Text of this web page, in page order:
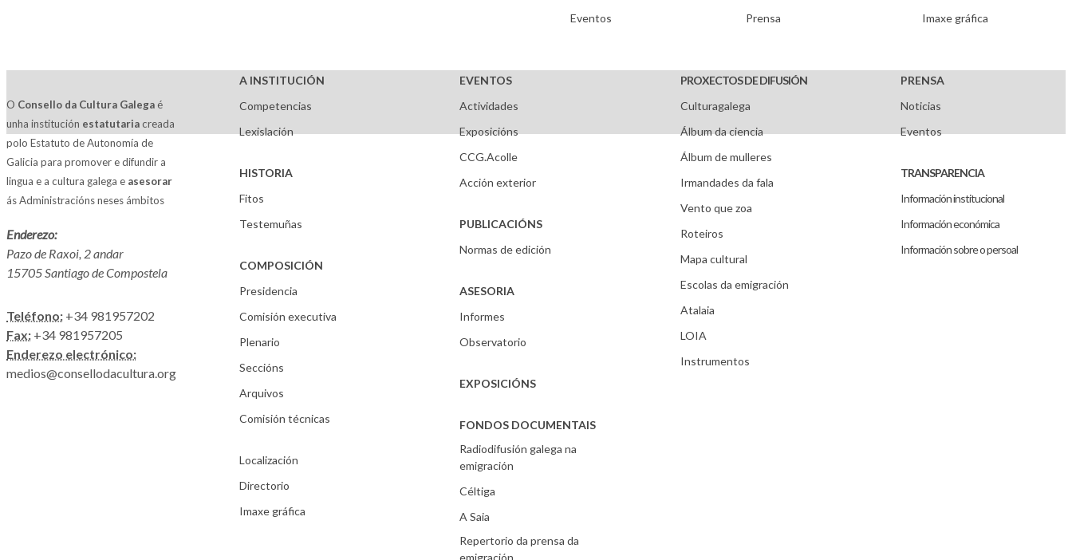
Eventos
Prensa
Imaxe gráfica
O Consello da Cultura Galega é
unha institución estatutariacreada
polo Estatuto de Autonomía de
Galicia para promover e difundir a
lingua e a cultura galega e asesorar
ás Administracións neses ámbitos
Enderezo:
Pazo de Raxoi, 2 andar
15705 Santiago de Compostela
Teléfono: +34 981957202
Fax: +34 981957205
Enderezo electrónico:
medios@consellodacultura.org
A INSTITUCIÓN
Competencias
Lexislación
HISTORIA
Fitos
Testemuñas
COMPOSICIÓN
Presidencia
Comisión executiva
Plenario
Seccións
Arquivos
Comisión técnicas
Localización
Directorio
Imaxe gráfica
EVENTOS
Actividades
Exposicións
CCG.Acolle
Acción exterior
PUBLICACIÓNS
Normas de edición
ASESORIA
Informes
Observatorio
EXPOSICIÓNS
FONDOS DOCUMENTAIS
Radiodifusión galega na
emigración
Céltiga
A Saia
Repertorio da prensa da
emigración
PROXECTOS DE DIFUSIÓN
Culturagalega
Álbum da ciencia
Álbum de mulleres
Irmandades da fala
Vento que zoa
Roteiros
Mapa cultural
Escolas da emigración
Atalaia
LOIA
Instrumentos
PRENSA
Noticias
Eventos
TRANSPARENCIA
Información institucional
Información económica
Información sobre o persoal